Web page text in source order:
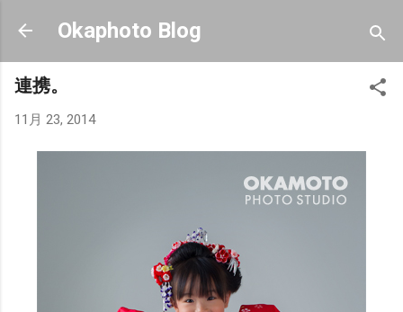
スキップしてメイン コンテンツに移動
Okaphoto Blog
連携。
11月 23, 2014